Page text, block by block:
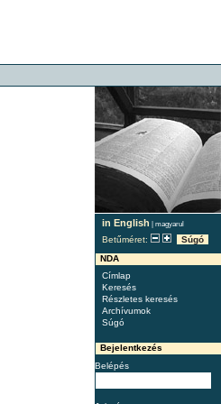
in English | magyarul
Betűméret:
Súgó
NDA
Címlap
Keresés
Részletes keresés
Archívumok
Súgó
Bejelentkezés
Belépés